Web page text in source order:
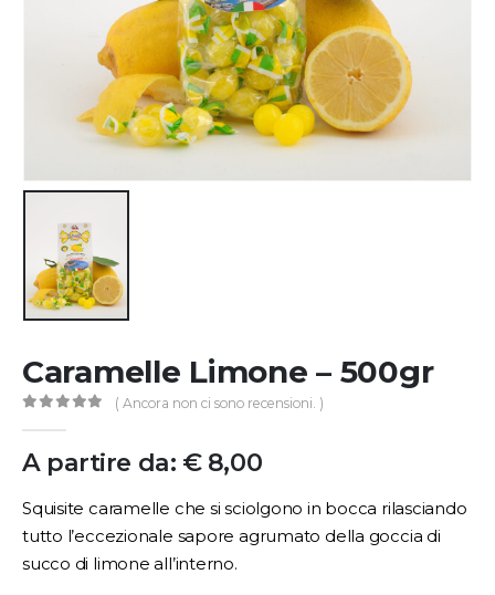
Caramelle Limone – 500gr
( Ancora non ci sono recensioni. )
A partire da: €8,00
Squisite caramelle che si sciolgono in bocca rilasciando
tutto l’eccezionale sapore agrumato della goccia di
succo di limone all’interno.